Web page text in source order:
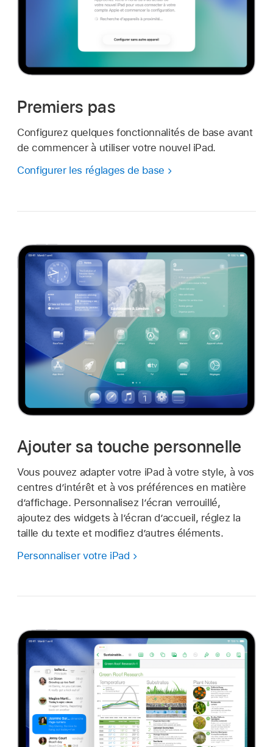
Premiers pas
Configurez quelques fonctionnalités de base avant
de commencer à utiliser votre nouvel iPad.
Configurer les réglages de base
Ajouter sa touche personnelle
Vous pouvez adapter votre iPad à votre style, à vos
centres d’intérêt et à vos préférences en matière
d’affichage. Personnalisez l’écran verrouillé,
ajoutez des widgets à l’écran d’accueil, réglez la
taille du texte et modifiez d’autres éléments.
Personnaliser votre iPad